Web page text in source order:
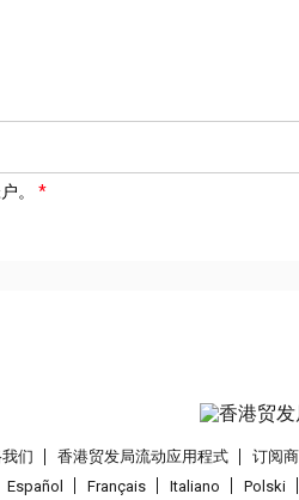
。
们 香港贸发局流动应用程式 订阅
Español Français Italiano Polski